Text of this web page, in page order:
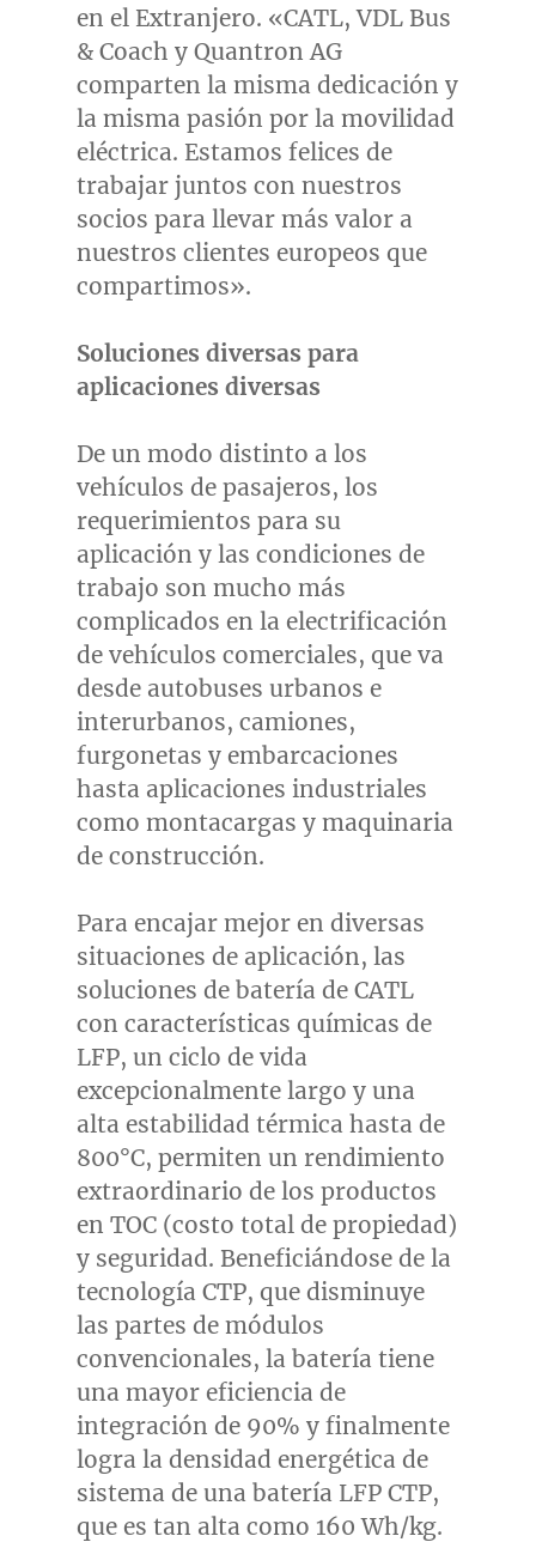
en el Extranjero. «CATL, VDL Bus
& Coach y Quantron AG
comparten la misma dedicación y
la misma pasión por la movilidad
eléctrica. Estamos felices de
trabajar juntos con nuestros
socios para llevar más valor a
nuestros clientes europeos que
compartimos».
Soluciones diversas para
aplicaciones diversas
De un modo distinto a los
vehículos de pasajeros, los
requerimientos para su
aplicación y las condiciones de
trabajo son mucho más
complicados en la electrificación
de vehículos comerciales, que va
desde autobuses urbanos e
interurbanos, camiones,
furgonetas y embarcaciones
hasta aplicaciones industriales
como montacargas y maquinaria
de construcción.
Para encajar mejor en diversas
situaciones de aplicación, las
soluciones de batería de CATL
con características químicas de
LFP, un ciclo de vida
excepcionalmente largo y una
alta estabilidad térmica hasta de
800°C, permiten un rendimiento
extraordinario de los productos
en TOC (costo total de propiedad)
y seguridad. Beneficiándose de la
tecnología CTP, que disminuye
las partes de módulos
convencionales, la batería tiene
una mayor eficiencia de
integración de 90% y finalmente
logra la densidad energética de
sistema de una batería LFP CTP,
que es tan alta como 160 Wh/kg.